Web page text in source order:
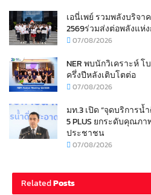
เอนี่เพย์ รวมพลังบริจ
2569ร่วมส่งต่อพลังแห่
07/08/2026
NER พบนักวิเคราะห์ โ
ครึ่งปีหลังเติบโตต่อ
07/08/2026
มท.3 เปิด “จุดบริการ
5 PLUS ยกระดับคุณภ
ประชาชน
07/08/2026
RelatedPosts